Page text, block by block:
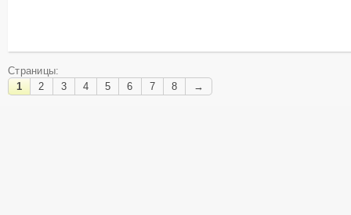
Страницы:
1
2 3 4 5 6 7 8 →